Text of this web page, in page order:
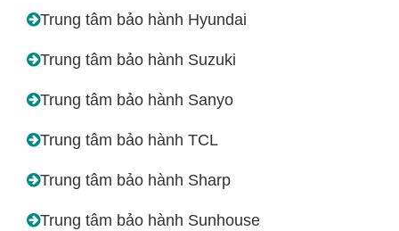
Trung tâm bảo hành Hyundai
Trung tâm bảo hành Suzuki
Trung tâm bảo hành Sanyo
Trung tâm bảo hành TCL
Trung tâm bảo hành Sharp
Trung tâm bảo hành Sunhouse